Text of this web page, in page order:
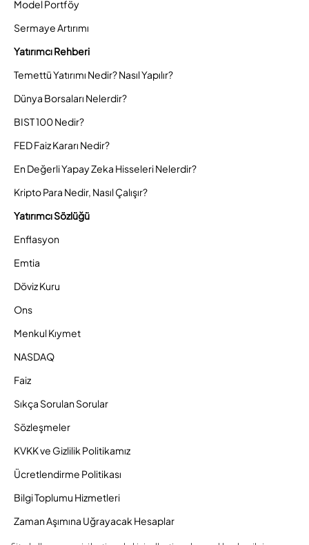
Model Portföy
Sermaye Artırımı
Yatırımcı Rehberi
Temettü Yatırımı Nedir? Nasıl Yapılır?
Dünya Borsaları Nelerdir?
BIST 100 Nedir?
FED Faiz Kararı Nedir?
En Değerli Yapay Zeka Hisseleri Nelerdir?
Kripto Para Nedir, Nasıl Çalışır?
Yatırımcı Sözlüğü
Enflasyon
Emtia
Döviz Kuru
Ons
Menkul Kıymet
NASDAQ
Faiz
Sıkça Sorulan Sorular
Sözleşmeler
KVKK ve Gizlilik Politikamız
Ücretlendirme Politikası
Bilgi Toplumu Hizmetleri
Zaman Aşımına Uğrayacak Hesaplar